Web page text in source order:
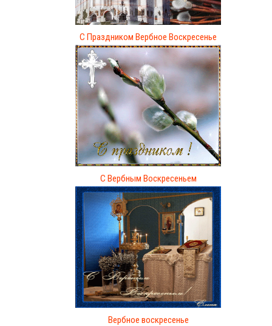
С Праздником Вербное Воскресенье
С Вербным Воскресеньем
Вербное воскресенье